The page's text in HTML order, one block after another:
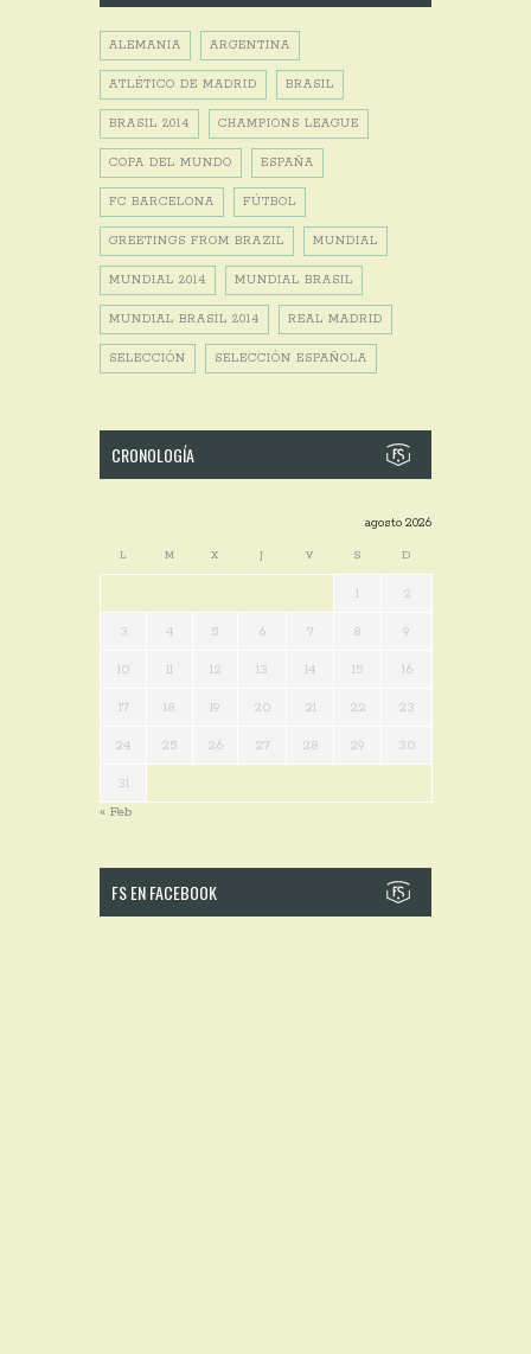
ALEMANIA ARGENTINA
ATLÉTICO DE MADRID BRASIL
BRASIL 2014 CHAMPIONS LEAGUE
COPA DEL MUNDO ESPAÑA
FC BARCELONA FÚTBOL
GREETINGS FROM BRAZIL MUNDIAL
MUNDIAL 2014 MUNDIAL BRASIL
MUNDIAL BRASIL 2014 REAL MADRID
SELECCIÓN SELECCIÓN ESPAÑOLA
CRONOLOGÍA
agosto 2026
L M X J V S D
1 2
3 4 5 6 7 8 9
10 11 12 13 14 15 16
17 18 19 20 21 22 23
24 25 26 27 28 29 30
31
« Feb
FS EN FACEBOOK